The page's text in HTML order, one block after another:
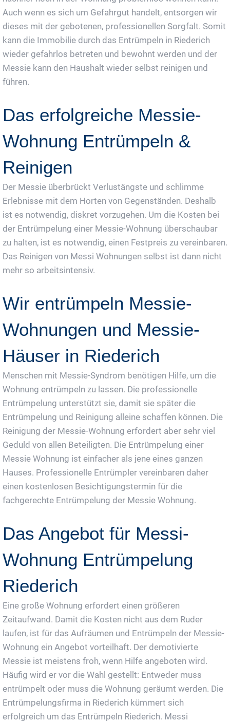
Auch wenn es sich um Gefahrgut handelt, entsorgen wir
dieses mit der gebotenen, professionellen Sorgfalt. Somit
kann die Immobilie durch das Entrümpeln in Riederich
wieder gefahrlos betreten und bewohnt werden und der
Messie kann den Haushalt wieder selbst reinigen und
führen.
Das erfolgreiche Messie-
Wohnung Entrümpeln &
Reinigen
Der Messie überbrückt Verlustängste und schlimme
Erlebnisse mit dem Horten von Gegenständen. Deshalb
ist es notwendig, diskret vorzugehen. Um die Kosten bei
der Entrümpelung einer Messie-Wohnung überschaubar
zu halten, ist es notwendig, einen Festpreis zu vereinbaren.
Das Reinigen von Messi Wohnungen selbst ist dann nicht
mehr so arbeitsintensiv.
Wir entrümpeln Messie-
Wohnungen und Messie-
Häuser in Riederich
Menschen mit Messie-Syndrom benötigen Hilfe, um die
Wohnung entrümpeln zu lassen. Die professionelle
Entrümpelung unterstützt sie, damit sie später die
Entrümpelung und Reinigung alleine schaffen können. Die
Reinigung der Messie-Wohnung erfordert aber sehr viel
Geduld von allen Beteiligten. Die Entrümpelung einer
Messie Wohnung ist einfacher als jene eines ganzen
Hauses. Professionelle Entrümpler vereinbaren daher
einen kostenlosen Besichtigungstermin für die
fachgerechte Entrümpelung der Messie Wohnung.
Das Angebot für Messi-
Wohnung Entrümpelung
Riederich
Eine große Wohnung erfordert einen größeren
Zeitaufwand. Damit die Kosten nicht aus dem Ruder
laufen, ist für das Aufräumen und Entrümpeln der Messie-
Wohnung ein Angebot vorteilhaft. Der demotivierte
Messie ist meistens froh, wenn Hilfe angeboten wird.
Häufig wird er vor die Wahl gestellt: Entweder muss
entrümpelt oder muss die Wohnung geräumt werden. Die
Entrümpelungsfirma in Riederich kümmert sich
erfolgreich um das Entrümpeln Riederich. Messi